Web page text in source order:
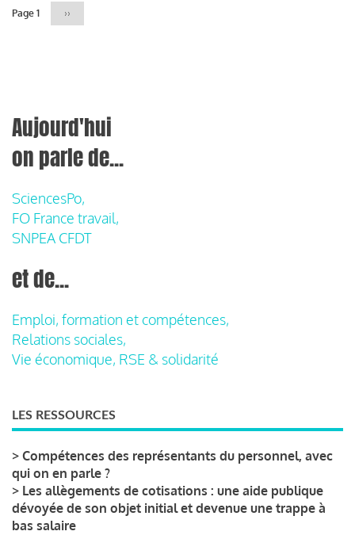
Page 1
Page
››
Aujourd'hui
on parle de...
SciencesPo,
FO France travail,
SNPEA CFDT
et de...
Emploi, formation et compétences,
Relations sociales,
Vie économique, RSE & solidarité
LES RESSOURCES
> Compétences des représentants du personnel, avec
qui on en parle ?
> Les allègements de cotisations : une aide publique
dévoyée de son objet initial et devenue une trappe à
bas salaire